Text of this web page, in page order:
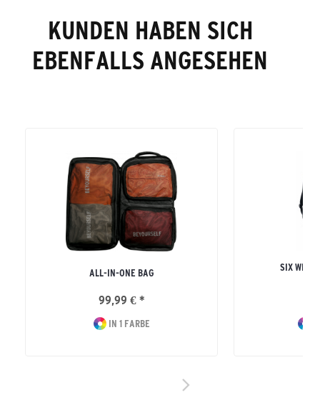
KUNDEN HABEN SICH
EBENFALLS ANGESEHEN
ALL-IN-ONE BAG
99,99 € *
IN 1 FARBE
SIX